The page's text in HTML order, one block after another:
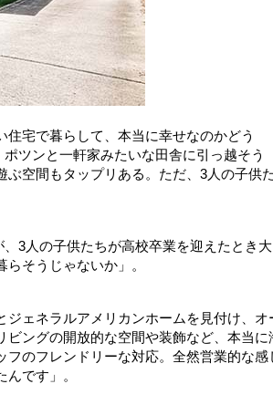
宅で暮らして、本当に幸せなのかどう
ツンと一軒家みたいな田舎に引っ越そう
空間もタップリある。ただ、3人の子供
3人の子供たちが高校卒業を迎えたとき
そうじゃないか」。
ェネラルアメリカンホームを見付け、オ
ングの開放的な空間や装飾など、本当に
のフレンドリーな対応。全然営業的な感
です」。